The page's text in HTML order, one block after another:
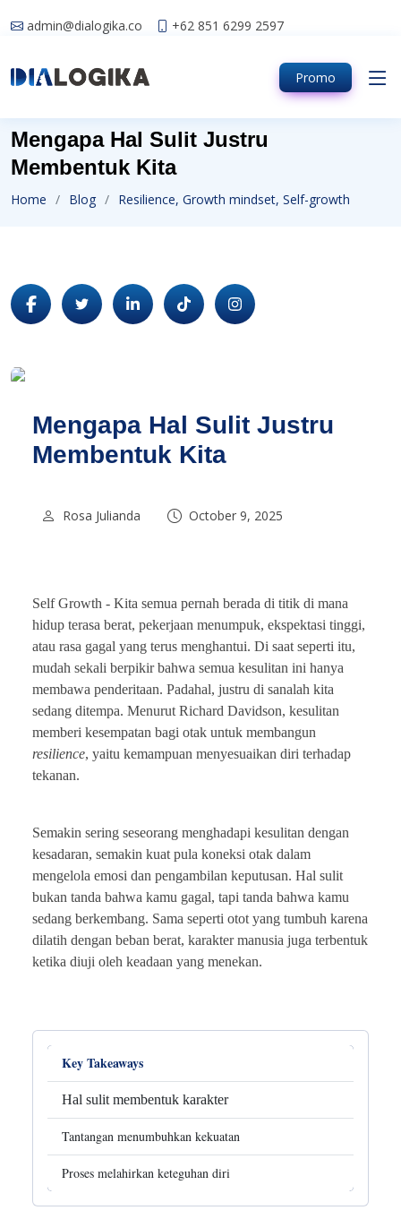
admin@dialogika.co +62 851 6299 2597
Promo
Mengapa Hal Sulit Justru
Membentuk Kita
Home Blog Resilience, Growth mindset, Self-growth
Mengapa Hal Sulit Justru
Membentuk Kita
Rosa Julianda October 9, 2025
Self Growth - Kita semua pernah berada di titik di mana
hidup terasa berat, pekerjaan menumpuk, ekspektasi tinggi,
atau rasa gagal yang terus menghantui. Di saat seperti itu,
mudah sekali berpikir bahwa semua kesulitan ini hanya
membawa penderitaan. Padahal, justru di sanalah kita
sedang ditempa. Menurut Richard Davidson, kesulitan
memberi kesempatan bagi otak untuk membangun
resilience, yaitu kemampuan menyesuaikan diri terhadap
tekanan.
Semakin sering seseorang menghadapi kesulitan dengan
kesadaran, semakin kuat pula koneksi otak dalam
mengelola emosi dan pengambilan keputusan. Hal sulit
bukan tanda bahwa kamu gagal, tapi tanda bahwa kamu
sedang berkembang. Sama seperti otot yang tumbuh karena
dilatih dengan beban berat, karakter manusia juga terbentuk
ketika diuji oleh keadaan yang menekan.
Key Takeaways
Hal sulit membentuk karakter
Tantangan menumbuhkan kekuatan
Proses melahirkan keteguhan diri